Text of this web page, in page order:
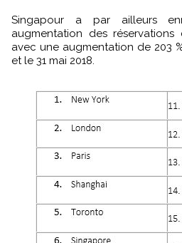
Singapour a par ailleurs
augmentation des
avec une augmentation de 203
et le 31 mai 2018.